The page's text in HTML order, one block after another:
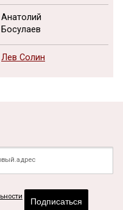
Анатолий
Босулаев
Лев Солин
Подписаться